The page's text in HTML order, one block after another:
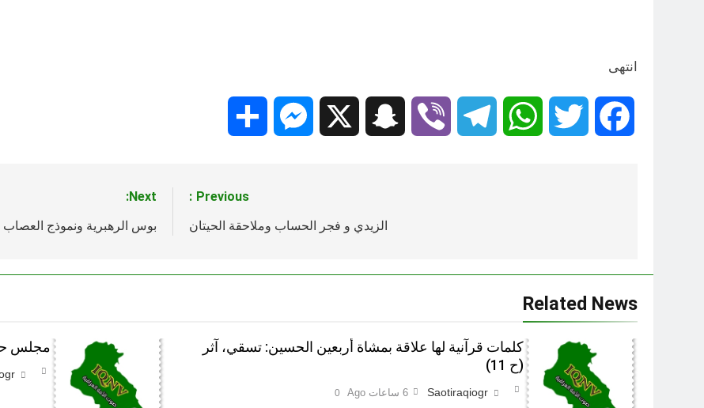
انتهى
Facebook
Twitter
WhatsApp
Telegram
Viber
Snapchat
Messenger
Previous:
الزيدي و فجر الحساب وملاحقة الحيتان
Next:
بوس الرهبرية ونموذج
Related News
كلمات قرآنية لها علاقة بمشاة أربعين الحسين: تسقي، آثر
(ح 11)
Saotiraqiogr 6 ساعات Ago 0
مجلس